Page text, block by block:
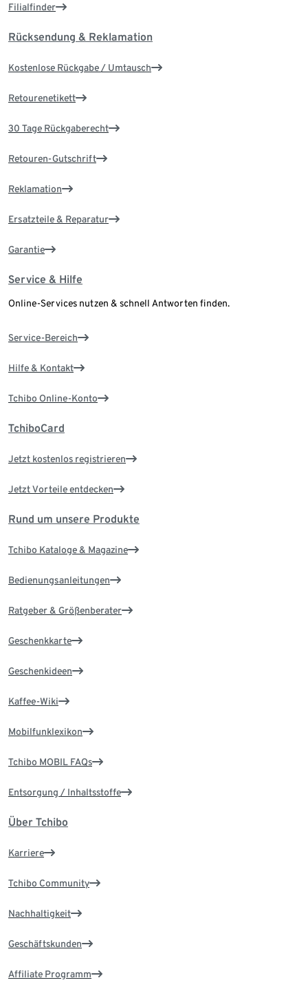
Filialfinder
Rücksendung & Reklamation
Kostenlose Rückgabe / Umtausch
Retourenetikett
30 Tage Rückgaberecht
Retouren-Gutschrift
Reklamation
Ersatzteile & Reparatur
Garantie
Service & Hilfe
Online-Services nutzen & schnell Antworten finden.
Service-Bereich
Hilfe & Kontakt
Tchibo Online-Konto
TchiboCard
Jetzt kostenlos registrieren
Jetzt Vorteile entdecken
Rund um unsere Produkte
Tchibo Kataloge & Magazine
Bedienungsanleitungen
Ratgeber & Größenberater
Geschenkkarte
Geschenkideen
Kaffee-Wiki
Mobilfunklexikon
Tchibo MOBIL FAQs
Entsorgung / Inhaltsstoffe
Über Tchibo
Karriere
Tchibo Community
Nachhaltigkeit
Geschäftskunden
Affiliate Programm